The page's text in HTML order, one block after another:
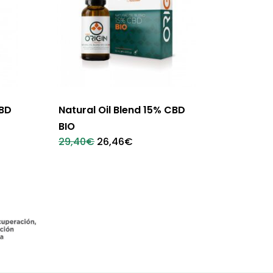
Natural Oil Blend 15% CBD
BIO
29,40€ El
precio
26,46€